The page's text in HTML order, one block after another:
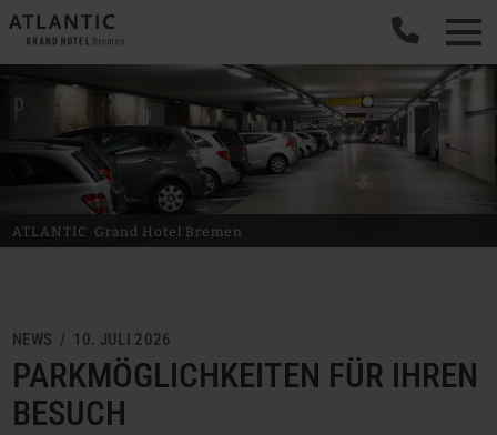
ATLANTIC Grand Hotel Bremen
NEWS / 10. JULI 2026
PARKMÖGLICHKEITEN FÜR IHREN
BESUCH